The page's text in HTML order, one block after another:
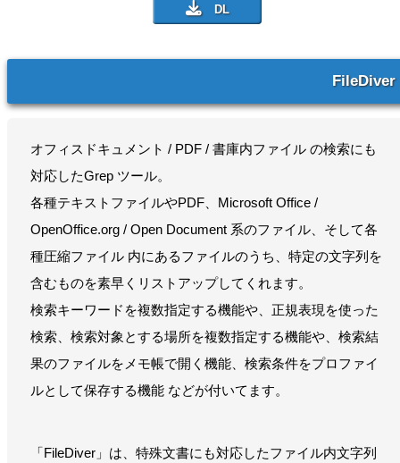
FileDiver
オフィスドキュメント / PDF / 書庫内ファイル の検索にも
対応したGrep ツール。
各種テキストファイルやPDF、Microsoft Office /
OpenOffice.org / Open Document 系のファイル、そして各
種圧縮ファイル 内にあるファイルのうち、特定の文字列を
含むものを素早くリストアップしてくれます。
検索キーワードを複数指定する機能や、正規表現を使った
検索、検索対象とする場所を複数指定する機能や、検索結
果のファイルをメモ帳で開く機能、検索条件をプロファイ
ルとして保存する機能 などが付いてます。
「FileDiver」は、特殊文書にも対応したファイル内文字列